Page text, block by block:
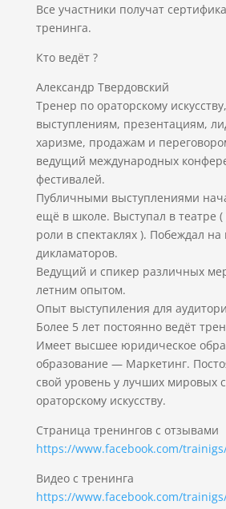
Все участники получат
тренинга.
Кто ведёт ?
Александр Твердовский
Тренер по ораторскому
выступлениям, презентациям,
харизме, продажам и
ведущий международных
фестивалей.
Публичными выступлениями
ещё в школе. Выступал в театре (
роли в спектаклях ). Побеждал на
дикламаторов.
Ведущий и спикер различных
летним опытом.
Опыт выступиления для
Более 5 лет постоянно ведёт
Имеет высшее юридическое
образование — Маркетинг.
свой уровень у лучших мировых
ораторскому искусству.
Страница тренингов с отзывами
https://www.facebook.com/
Видео с тренинга
https://www.facebook.com/